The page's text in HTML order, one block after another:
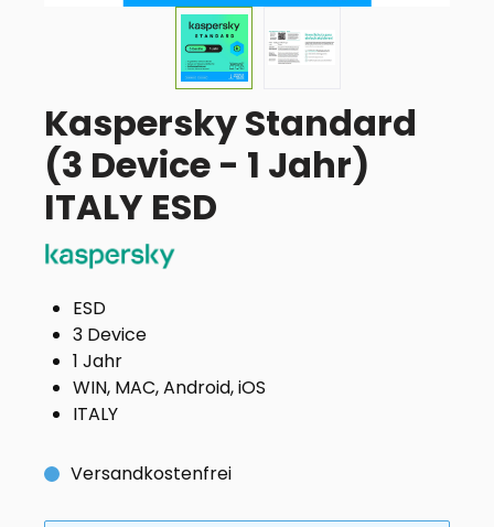
Kaspersky Standard
(3 Device - 1 Jahr)
ITALY ESD
ESD
3 Device
1 Jahr
WIN, MAC, Android, iOS
ITALY
Versandkostenfrei